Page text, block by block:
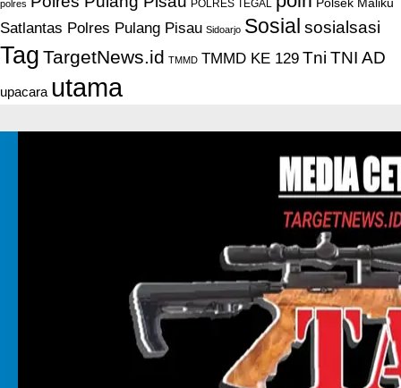
polres POLRES TEGAL
Satlantas Polres Pulang Pisau Sidoarjo Sosial sosialsasi
Tag TargetNews.id TMMD TMMD KE 129 Tni TNI AD
upacara utama